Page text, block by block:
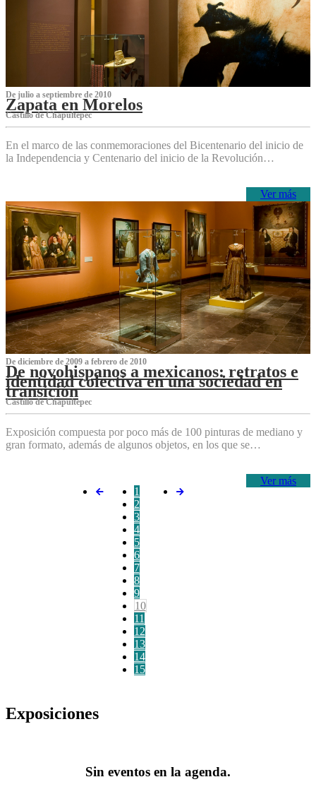
De julio a septiembre de 2010
Zapata en Morelos
Castillo de Chapultepec
En el marco de las conmemoraciones del Bicentenario del inicio de
la Independencia y Centenario del inicio de la Revolución…
Ver más
De diciembre de 2009 a febrero de 2010
De novohispanos a mexicanos: retratos e
identidad colectiva en una sociedad en
transición
Castillo de Chapultepec
Exposición compuesta por poco más de 100 pinturas de mediano y
gran formato, además de algunos objetos, en los que se…
Ver más
1
2
3
4
5
6
7
8
9
10
11
12
13
14
15
Exposiciones
Sin eventos en la agenda.